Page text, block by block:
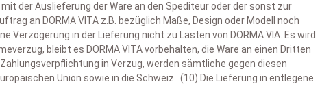
oder in Lüdinghausen , um Kissen und Decken
Fragebogen, mit dem wir Ihnen auf Wunsch passende Produkte
der Auslieferung der Ware an den Spediteur oder der sonst zur
an DORMA VITA z.B. bezüglich Maße, Design oder Modell noch
in der Lieferung nicht zu Lasten von DORMA VIA. Es wird
bleibt es DORMA VITA vorbehalten, die Ware an einen Dritten
in Verzug, werden sämtliche gegen diesen
Union sowie in die Schweiz. (10) Die Lieferung in entlegene